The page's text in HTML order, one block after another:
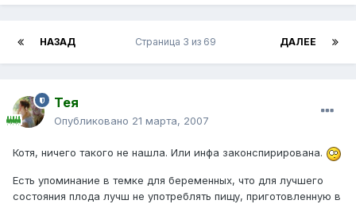
НАЗАД ДАЛЕЕ
Страница 3 из 69
Тея
Опубликовано 21 марта, 2007
Котя, ничего такого не нашла. Или инфа законспирирована.
Есть упоминание в темке для беременных, что для лучшего
состояния плода лучш не употреблять пищу, приготовленную в